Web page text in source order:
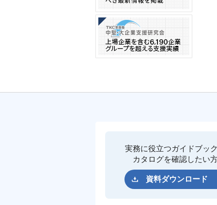
実務に役立つガイドブッ
カタログを確認したい
資料ダウンロード